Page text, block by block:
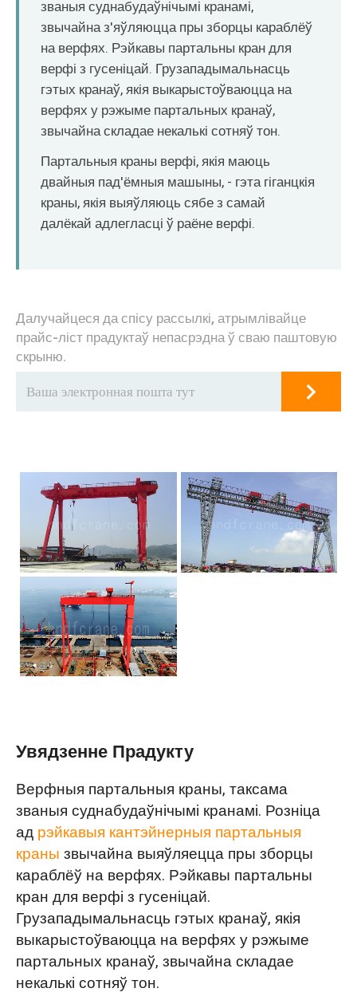
званыя суднабудаўнічымі кранамі,
звычайна з'яўляюцца пры зборцы караблёў
на верфях. Рэйкавы партальны кран для
верфі з гусеніцай. Грузападымальнасць
гэтых кранаў, якія выкарыстоўваюцца на
верфях у рэжыме партальных кранаў,
звычайна складае некалькі сотняў тон.
Партальныя краны верфі, якія маюць
двайныя пад'ёмныя машыны, - гэта гіганцкія
краны, якія выяўляюць сябе з самай
далёкай адлегласці ў раёне верфі.
Далучайцеся да спісу рассылкі, атрымлівайце
прайс-ліст прадуктаў непасрэдна ў сваю паштовую
скрыню.
Увядзенне Прадукту
Верфныя партальныя краны, таксама
званыя суднабудаўнічымі кранамі. Розніца
ад рэйкавыя кантэйнерныя партальныя
краны звычайна выяўляецца пры зборцы
караблёў на верфях. Рэйкавы партальны
кран для верфі з гусеніцай.
Грузападымальнасць гэтых кранаў, якія
выкарыстоўваюцца на верфях у рэжыме
партальных кранаў, звычайна складае
некалькі сотняў тон.